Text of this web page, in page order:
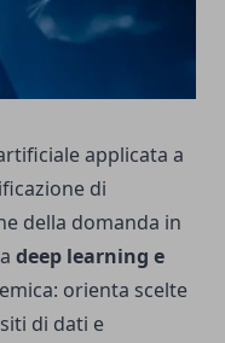
applicata a
di
della domanda in
deep learning e
orienta scelte
di dati e